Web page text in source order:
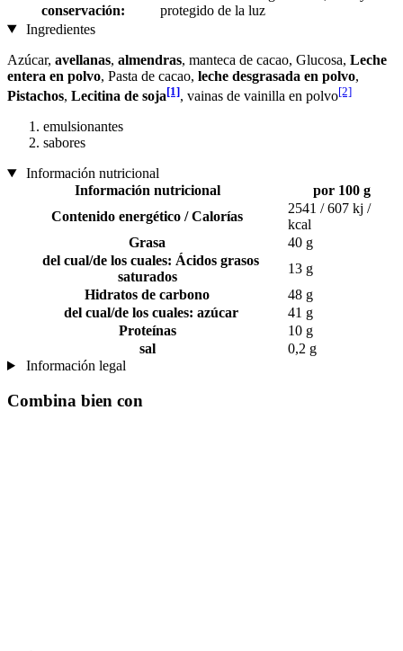
conservación:
protegido de la luz
Ingredientes
Azúcar, avellanas, almendras, manteca de cacao, Glucosa, Leche
entera en polvo, Pasta de cacao, leche desgrasada en polvo,
Pistachos, Lecitina de soja[1], vainas de vainilla en polvo[2]
emulsionantes
sabores
Información nutricional
Información nutricional
por 100 g
Contenido energético / Calorías
2541 / 607 kj /
kcal
Grasa
40 g
del cual/de los cuales: Ácidos grasos
saturados
13 g
Hidratos de carbono
48 g
del cual/de los cuales: azúcar
41 g
Proteínas
10 g
sal
0,2 g
Información legal
Combina bien con